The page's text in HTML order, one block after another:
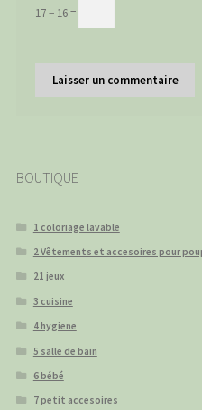
17 − 16 =
BOUTIQUE
1 coloriage lavable
2 Vêtements et accesoires pour
21 jeux
3 cuisine
4 hygiene
5 salle de bain
6 bébé
7 petit accesoires